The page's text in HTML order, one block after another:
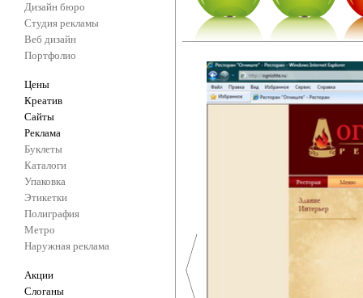
Дизайн бюро
Студия рекламы
Веб дизайн
Портфолио
Цены
Креатив
Сайты
Реклама
Буклеты
Каталоги
Упаковка
Этикетки
Полиграфия
Метро
Наружная реклама
Акции
Слоганы